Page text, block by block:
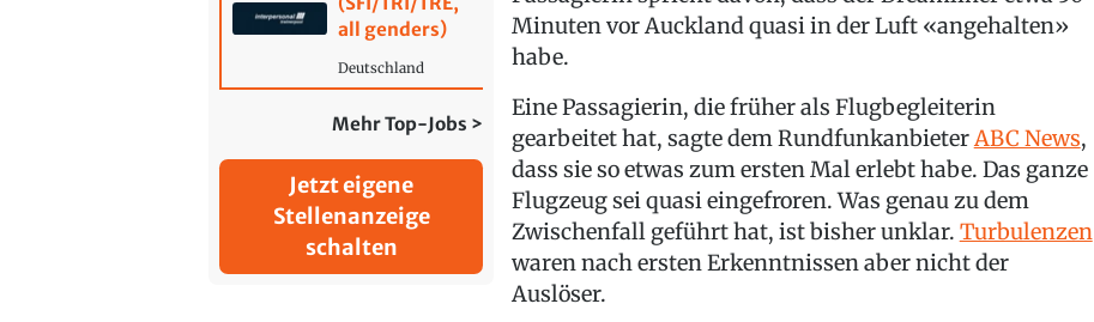
all genders)
Deutschland
Mehr Top-Jobs >
Jetzt eigene
Stellenanzeige
schalten
Minuten vor Auckland quasi in der Luft «angehalten»
habe.
Eine Passagierin, die früher als Flugbegleiterin
gearbeitet hat, sagte dem RundfunkanbieterABC News,
dass sie so etwas zum ersten Mal erlebt habe. Das ganze
Flugzeug sei quasi eingefroren. Was genau zu dem
Zwischenfall geführt hat, ist bisher unklar. Turbulenzen
waren nach ersten Erkenntnissen aber nicht der
Auslöser.